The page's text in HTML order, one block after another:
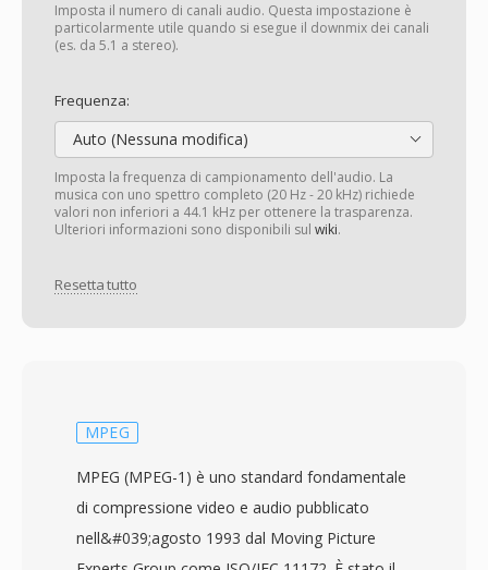
Imposta il numero di canali audio. Questa impostazione è
particolarmente utile quando si esegue il downmix dei canali
(es. da 5.1 a stereo).
Frequenza:
Auto (Nessuna modifica)
Imposta la frequenza di campionamento dell'audio. La
musica con uno spettro completo (20 Hz - 20 kHz) richiede
valori non inferiori a 44.1 kHz per ottenere la trasparenza.
Ulteriori informazioni sono disponibili sul wiki.
Resetta tutto
MPEG
MPEG (MPEG-1) è uno standard fondamentale
di compressione video e audio pubblicato
nell&#039;agosto 1993 dal Moving Picture